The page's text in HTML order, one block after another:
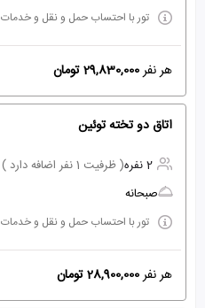
تور با احتساب حمل و نقل و خدمات
هر نفر29,830,000 تومان
اتاق دو تخته توئین
2 نفره
( ظرفیت 1 نفر اضافه دارد )
صبحانه
تور با احتساب حمل و نقل و خدمات
هر نفر28,900,000 تومان